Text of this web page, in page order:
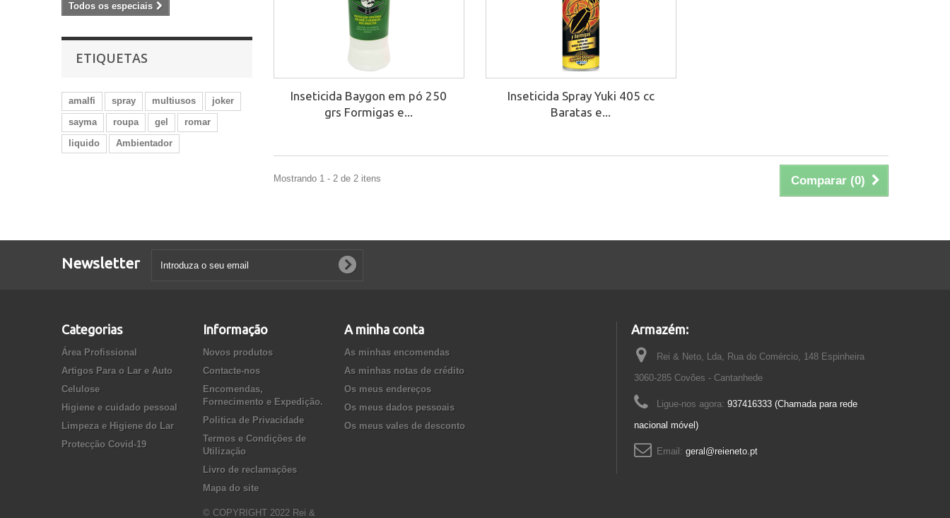
Todos os especiais
ETIQUETAS
amalfi spray multiusos
joker
sayma
roupa gel
romar
liquido
Ambientador
Inseticida Baygon em pó 250
grs Formigas e...
Inseticida Spray Yuki 405 cc
Baratas e...
Comparar (0)
Mostrando 1 - 2 de 2 itens
Newsletter
Categorias
Área Profissional
Artigos Para o Lar e Auto
Celulose
Higiene e cuidado pessoal
Limpeza e Higiene do Lar
Protecção Covid-19
Informação
Novos produtos
Contacte-nos
Encomendas,
Fornecimento e Expedição.
Politica de Privacidade
Termos e Condições de
Utilização
Livro de reclamações
Mapa do site
© COPYRIGHT 2022 Rei &
A minha conta
As minhas encomendas
As minhas notas de crédito
Os meus endereços
Os meus dados pessoais
Os meus vales de desconto
Armazém:
Rei & Neto, Lda, Rua do Comércio, 148 Espinheira
3060-285 Covões - Cantanhede
Ligue-nos agora: 937416333 (Chamada para rede
nacional móvel)
Email: geral@reieneto.pt